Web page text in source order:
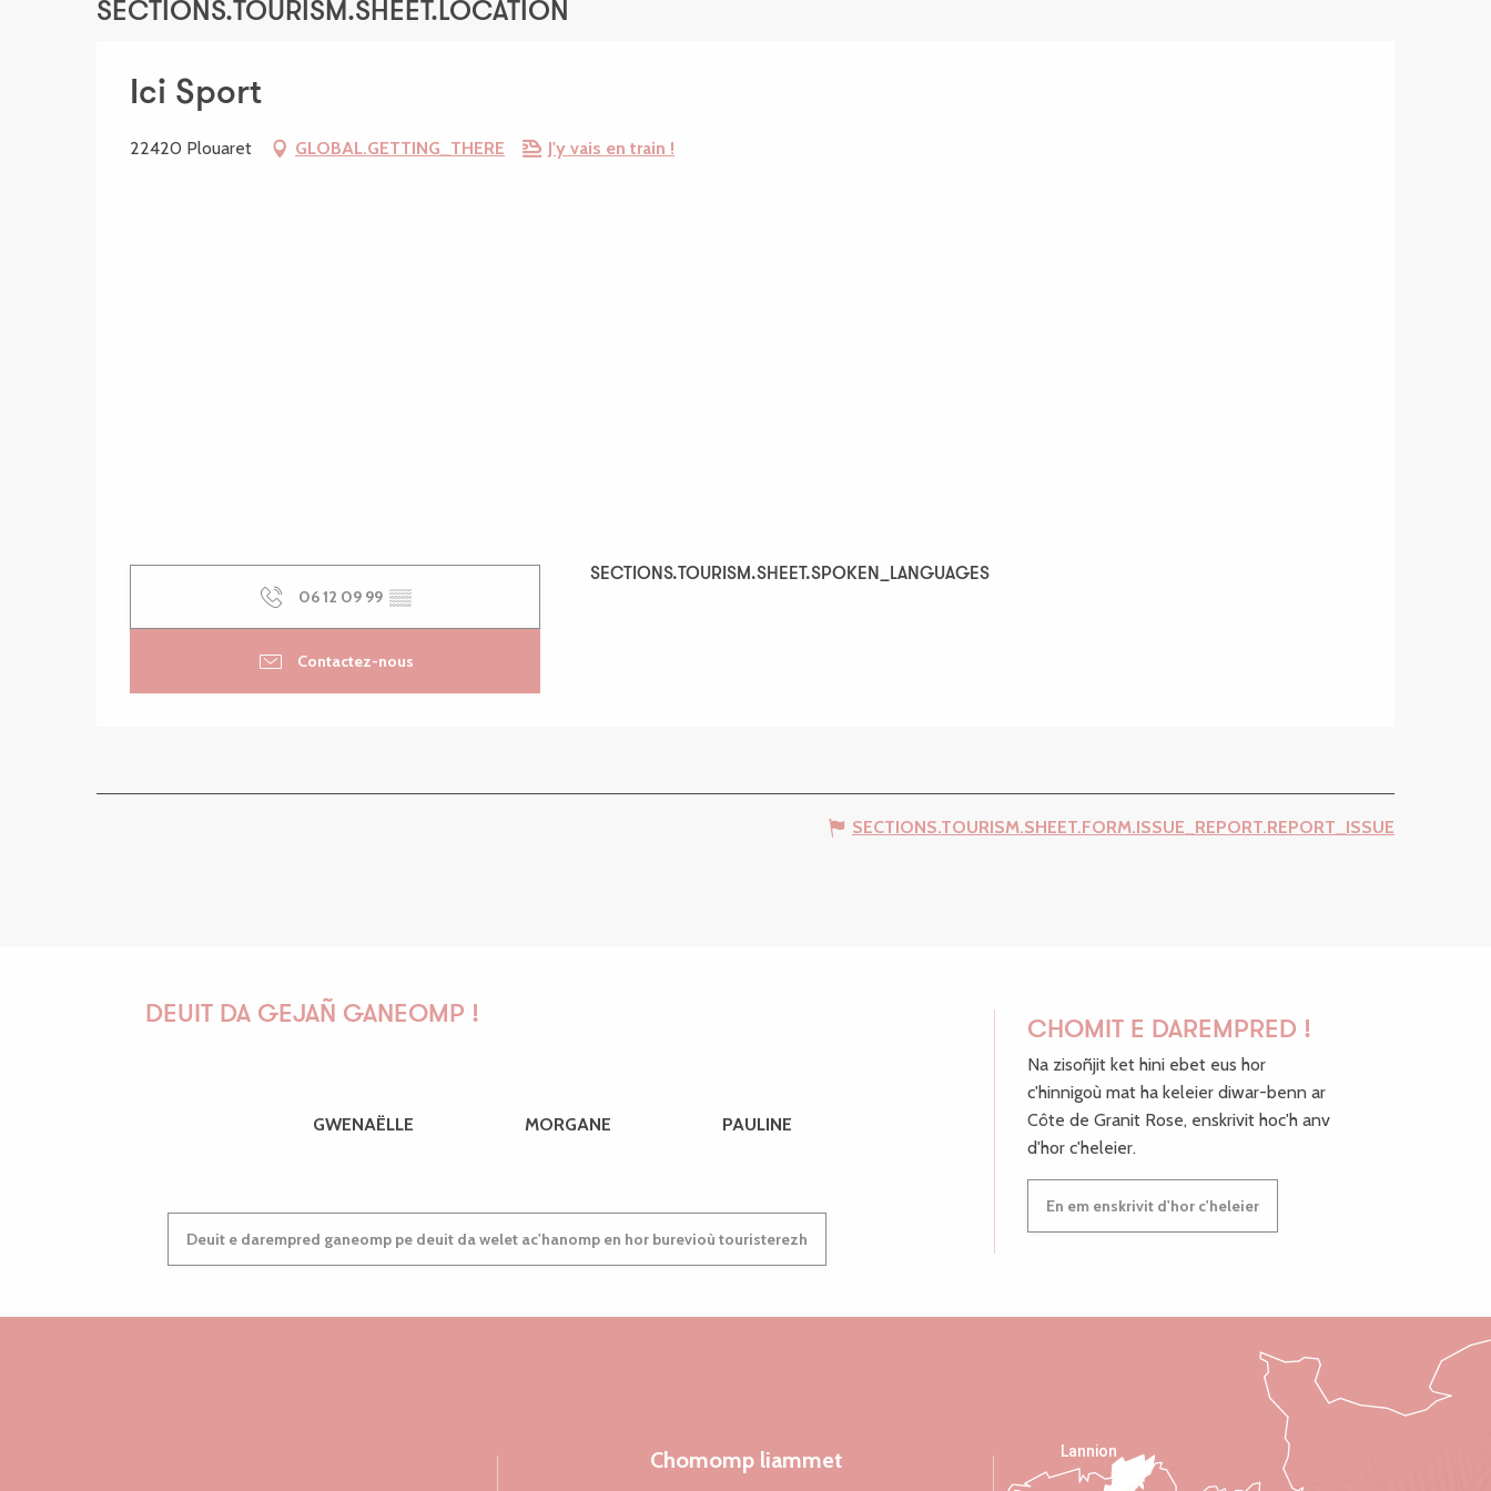
SECTIONS.TOURISM.SHEET.LOCATION
Ici Sport
22420 Plouaret GLOBAL.GETTING_THERE J'y vais en train !
06 12 09 99 ▒▒
Contactez-nous
SECTIONS.TOURISM.SHEET.SPOKEN_LANGUAGES
SECTIONS.TOURISM.SHEET.SPOKEN_LANGUAGES
SECTIONS.TOURISM.SHEET.FORM.ISSUE_REPORT.REPORT_ISSUE
DEUIT DA GEJAÑ GANEOMP !
GWENAËLLE MORGANE PAULINE
Deuit e darempred ganeomp pe deuit da welet ac'hanomp en hor burevioù touristerezh
CHOMIT E DAREMPRED !
Na zisoñjit ket hini ebet eus hor
c'hinnigoù mat ha keleier diwar-benn ar
Côte de Granit Rose, enskrivit hoc'h anv
d'hor c'heleier.
En em enskrivit d'hor c'heleier
Chomomp liammet Lannion